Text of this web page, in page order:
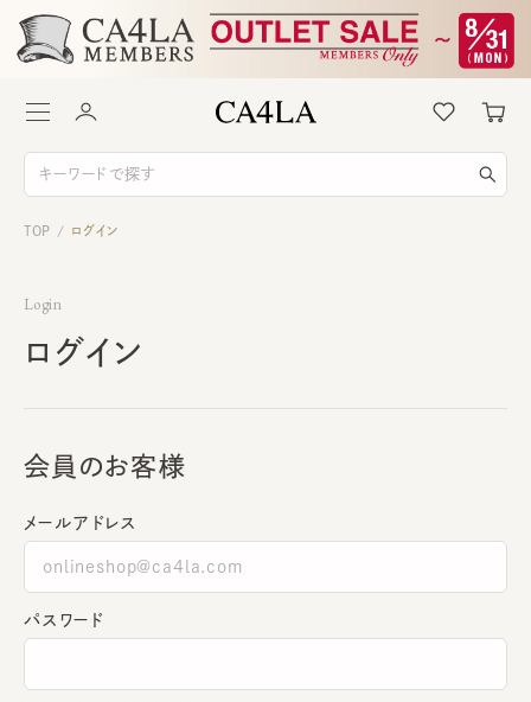
TOP / ログイン
Login
ログイン
会員のお客様
メールアドレス
パスワード